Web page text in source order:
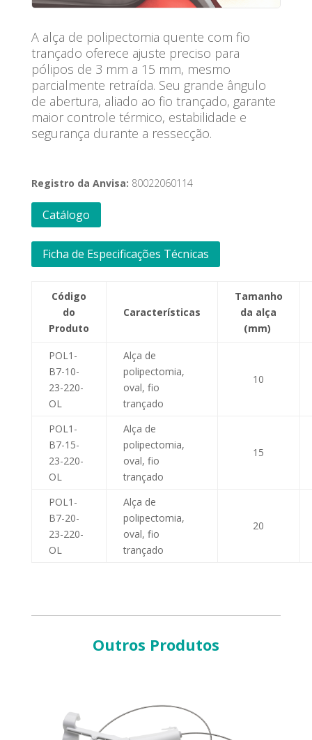
A alça de polipectomia quente com fio
trançado oferece ajuste preciso para
pólipos de 3 mm a 15 mm, mesmo
parcialmente retraída. Seu grande ângulo
de abertura, aliado ao fio trançado, garante
maior controle térmico, estabilidade e
segurança durante a ressecção.
Registro da Anvisa: 80022060114
Catálogo
Ficha de Especificações Técnicas
Código
do
Produto
Características
Tamanho
da alça
(mm)
POL1-
B7-10-
23-220-
OL
Alça de
polipectomia,
oval, fio
trançado
10
POL1-
B7-15-
23-220-
OL
Alça de
polipectomia,
oval, fio
trançado
15
POL1-
B7-20-
23-220-
OL
Alça de
polipectomia,
oval, fio
trançado
20
Outros Produtos